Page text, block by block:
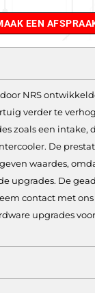
EEN
NRS
verder te
zoals een intake,
De
waardes,
upgrades. De
contact met
upgrades